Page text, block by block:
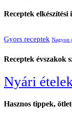
Receptek elkészítési
Gyors receptek Nagyon
Receptek évszakok
Nyári
Hasznos tippek,